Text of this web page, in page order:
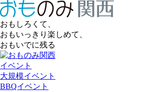
おもしろくて、
おもいっきり楽しめて、
おもいでに残る
イベント
大規模イベント
BBQイベント